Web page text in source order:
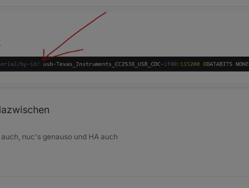
leider nicht. Kann man das irgendwie debuggen?
gerade, habe da ein blank zu viel! Neues Spiel neues Glück
nuc's genauso und HA auch